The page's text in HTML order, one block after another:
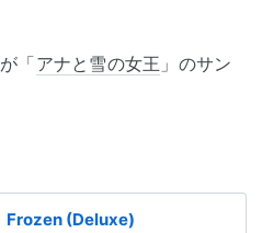
「アナと雪の女王 」のサン
Frozen (Deluxe)